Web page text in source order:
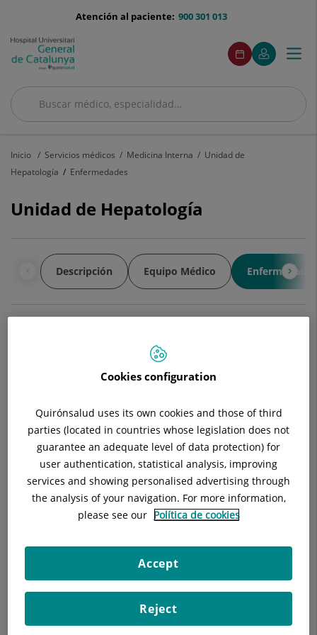
menu-
900 301 013
Atención al paciente:
Buscar
Buscar
menuAcceso
Pedir
cita
Este
enlace
se
en
Mi
Quirónsalud
Este
enlace
se
en
ventana
Menú
Inicio Servicios médicos Medicina Interna
Unidad de
Hepatología
Enfermedades
Unidad de Hepatología
Descripción Equipo Médico Enfermedades
Estudio de alteraciones de la biología hepática detectados
a partir de revisiones periódicas de salud o de analíticas
practicadas por cualquier facultativo o a través del Servicio
Estudio de las alteraciones del metabolismo del hierro
para despistaje de hemocromatosis. Aplicación de los
protocolos en vigor con estudio genético de la población
de riesgo
Estudio diagnóstico de hepatitis agudas, víricas o
toxicomedicamentosas, así como su seguimiento y
tratamiento
Estudio diagnóstico de hepatitis crónicas de origen vírico,
autoinmune, metabólico, tóxico, así como sus controles
periódicos y tratamiento específico
Estudio diagnóstico de la cirrosis hepática compensada o
con complicaciones, así como seguimiento y tratamiento
Cookies configuration
Quirónsalud uses its own cookies and those of third
parties (located in countries whose legislation does not
guarantee an adequate level of data protection) for
user authentication, statistical analysis, improving
services and showing personalised advertising through
the analysis of your navigation. For more information,
please see our Política de cookies
Reject
Accept